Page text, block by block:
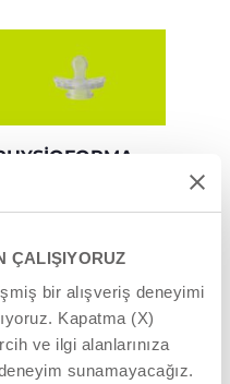
ÇALIŞIYORUZ
bir alışveriş deneyimi
Kapatma (X)
ve ilgi alanlarınıza
sunamayacağız.
PhysioForma
için özel
olarak tasarlanmıştır.